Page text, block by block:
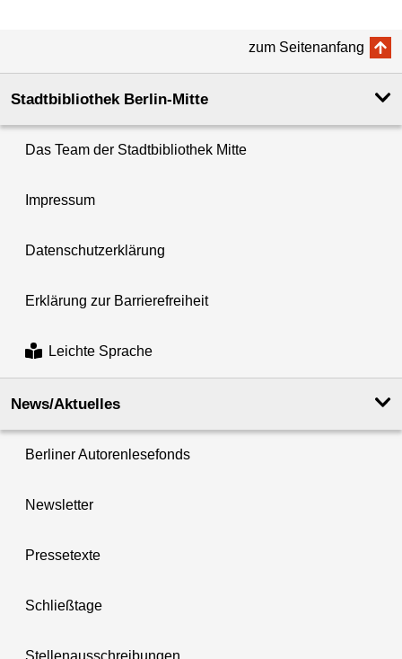
zum Seitenanfang
Stadtbibliothek Berlin-Mitte
Das Team der Stadtbibliothek Mitte
Impressum
Datenschutzerklärung
Erklärung zur Barrierefreiheit
Leichte Sprache
News/Aktuelles
Berliner Autorenlesefonds
Newsletter
Pressetexte
Schließtage
Stellenausschreibungen